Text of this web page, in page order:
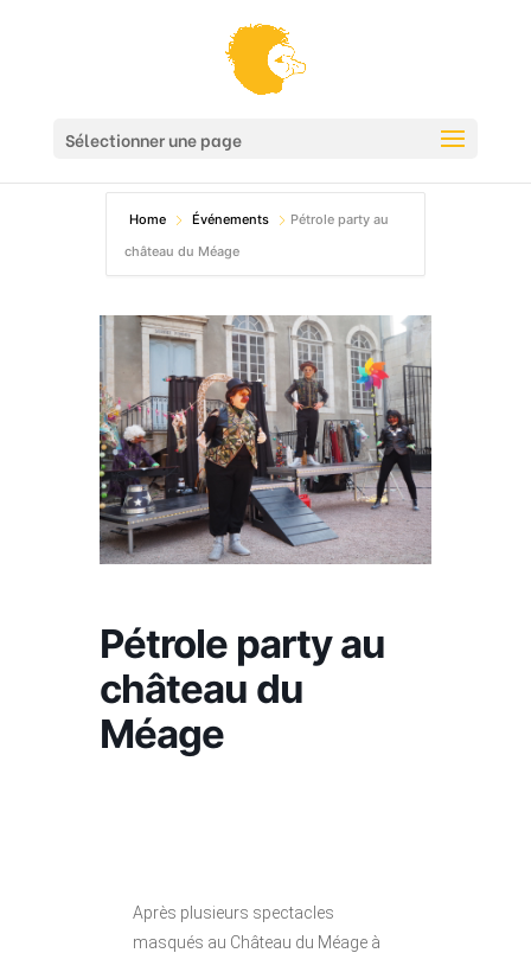
Sélectionner une page
Home Événements
Pétrole party au
château du Méage
Pétrole party au
château du
Méage
Après plusieurs spectacles
masqués au Château du Méage à